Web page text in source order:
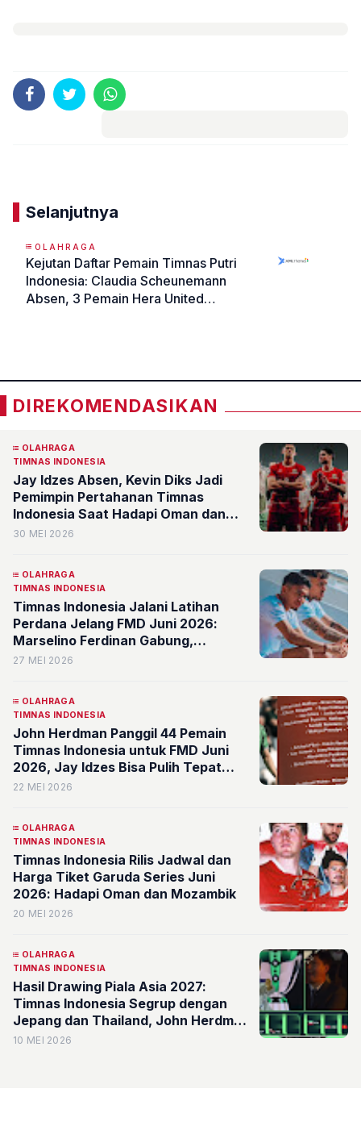
Selanjutnya
OLAHRAGA
Kejutan Daftar Pemain Timnas Putri
Indonesia: Claudia Scheunemann
Absen, 3 Pemain Hera United
DIREKOMENDASIKAN
OLAHRAGA
TIMNAS INDONESIA
Jay Idzes Absen, Kevin Diks Jadi
Pemimpin Pertahanan Timnas
Indonesia Saat Hadapi Oman dan
Mozambik?
30 MEI 2026
OLAHRAGA
TIMNAS INDONESIA
Timnas Indonesia Jalani Latihan
Perdana Jelang FMD Juni 2026:
Marselino Ferdinan Gabung,
Bagaimana Jay Idzes?
27 MEI 2026
OLAHRAGA
TIMNAS INDONESIA
John Herdman Panggil 44 Pemain
Timnas Indonesia untuk FMD Juni
2026, Jay Idzes Bisa Pulih Tepat
Waktu?
22 MEI 2026
OLAHRAGA
TIMNAS INDONESIA
Timnas Indonesia Rilis Jadwal dan
Harga Tiket Garuda Series Juni
2026: Hadapi Oman dan Mozambik
20 MEI 2026
OLAHRAGA
TIMNAS INDONESIA
Hasil Drawing Piala Asia 2027:
Timnas Indonesia Segrup dengan
Jepang dan Thailand, John Herdman
Juga Adu Taktik dengan Julen
10 MEI 2026